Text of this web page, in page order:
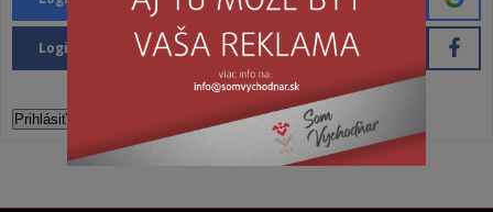
Login with Facebook
Prihlásiť sa